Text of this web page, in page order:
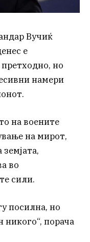
Вучиќ
е
но
намери
на воените
на мирот,
во
сили.
посилна, но
порача